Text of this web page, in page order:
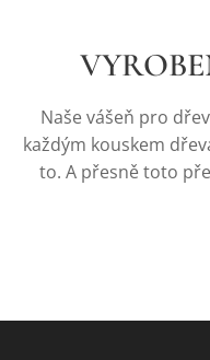
Naše vášeň pro
každým kouskem
to. A přesně toto